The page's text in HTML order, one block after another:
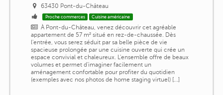
63430 Pont-du-Château
Proche commerces Cuisine américaine
À Pont-du-Château, venez découvrir cet agréable
appartement de 57 m² situé en rez-de-chaussée. Dès
l'entrée, vous serez séduit par sa belle pièce de vie
spacieuse prolongée par une cuisine ouverte qui crée un
espace convivial et chaleureux. L'ensemble offre de beaux
volumes et permet d'imaginer facilement un
aménagement confortable pour profiter du quotidien
(exemples avec nos photos de home staging virtuel) [...]